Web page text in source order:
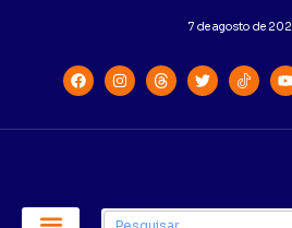
7 de agosto de